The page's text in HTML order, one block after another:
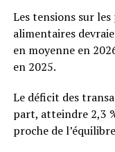
Les tensions sur
alimentaires
en moyenne en
en 2025.
Le déficit des
part, atteindre 2,3
proche de